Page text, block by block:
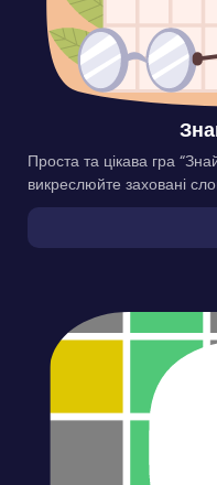
Проста та цікава гра
викреслюйте заховані